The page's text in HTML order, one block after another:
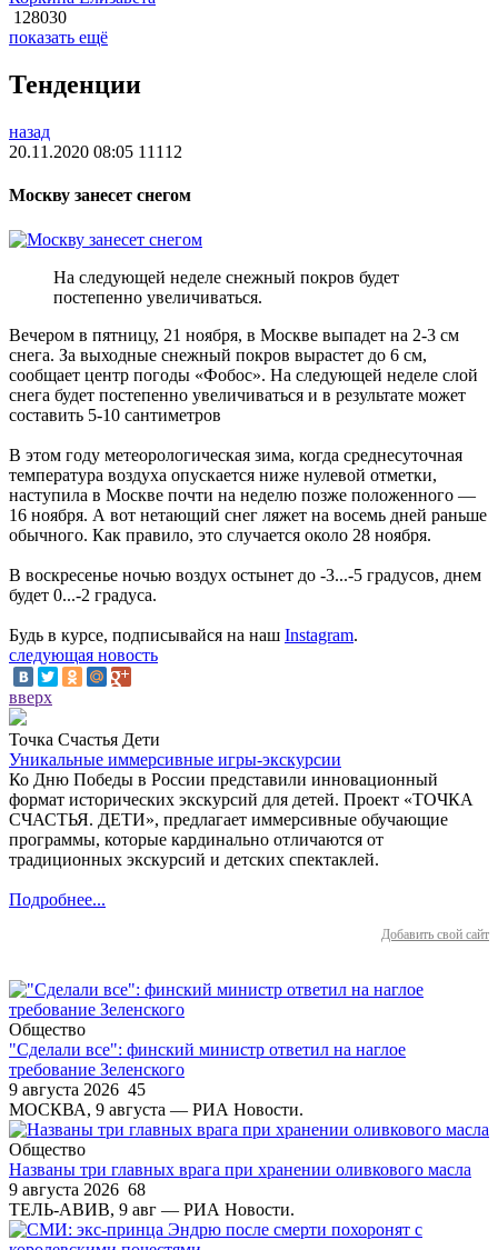
128030
показать ещё
Тенденции
назад
20.11.2020 08:05 11112
Москву занесет снегом
На следующей неделе снежный покров будет
постепенно увеличиваться.
Вечером в пятницу, 21 ноября, в Москве выпадет на 2-3 см
снега. За выходные снежный покров вырастет до 6 см,
сообщает центр погоды «Фобос». На следующей неделе слой
снега будет постепенно увеличиваться и в результате может
составить 5-10 сантиметров
В этом году метеорологическая зима, когда среднесуточная
температура воздуха опускается ниже нулевой отметки,
наступила в Москве почти на неделю позже положенного —
16 ноября. А вот нетающий снег ляжет на восемь дней раньше
обычного. Как правило, это случается около 28 ноября.
В воскресенье ночью воздух остынет до -3...-5 градусов, днем
будет 0...-2 градуса.
Будь в курсе, подписывайся на наш Instagram.
следующая новость
вверх
Точка Счастья Дети
Уникальные иммерсивные игры-экскурсии
Ко Дню Победы в России представили инновационный
формат исторических экскурсий для детей. Проект «ТОЧКА
СЧАСТЬЯ. ДЕТИ», предлагает иммерсивные обучающие
программы, которые кардинально отличаются от
традиционных экскурсий и детских спектаклей.
Подробнее...
Добавить свой сайт
Общество
"Сделали все": финский министр ответил на наглое
требование Зеленского
9 августа 2026 45
МОСКВА, 9 августа — РИА Новости.
Общество
Названы три главных врага при хранении оливкового масла
9 августа 2026 68
ТЕЛЬ-АВИВ, 9 авг — РИА Новости.